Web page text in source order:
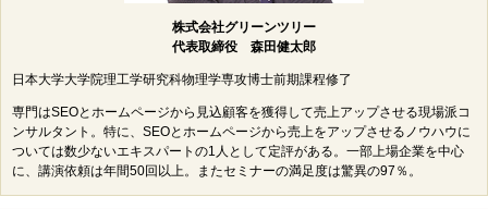
株式会社グリーンツリー
代表取締役 森田健太郎
日本大学大学院理工学研究科物理学専攻博士前期課程修了
専門はSEOとホームページから見込顧客を獲得して売上アップさせる現場派コ
ンサルタント。特に、SEOとホームページから売上をアップさせるノウハウに
ついては数少ないエキスパートの1人として定評がある。一部上場企業を中心
に、講演依頼は年間50回以上。またセミナーの満足度は驚異の97％。